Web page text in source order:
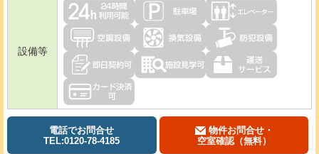
設備等
電話でお問合せ
TEL:0120-78-4185
物件お問合せ・
空室確認（無料）